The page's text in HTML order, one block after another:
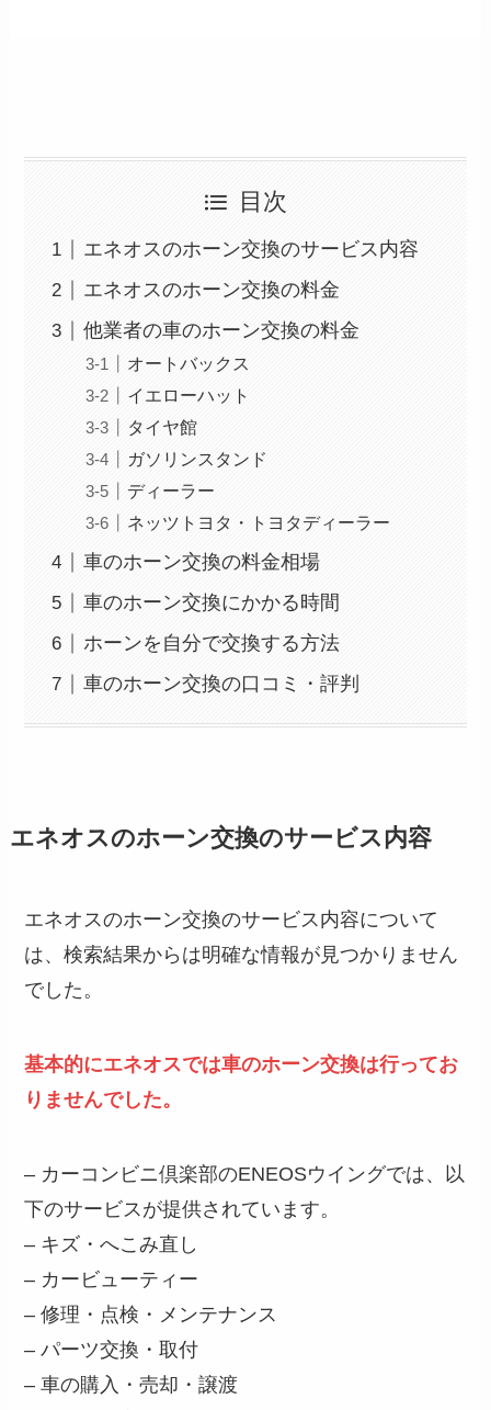
目次
エネオスのホーン交換のサービス内容
エネオスのホーン交換の料金
他業者の車のホーン交換の料金
オートバックス
イエローハット
タイヤ館
ガソリンスタンド
ディーラー
ネッツトヨタ・トヨタディーラー
車のホーン交換の料金相場
車のホーン交換にかかる時間
ホーンを自分で交換する方法
車のホーン交換の口コミ・評判
エネオスのホーン交換のサービス内容
エネオスのホーン交換のサービス内容について
は、検索結果からは明確な情報が見つかりません
でした。
基本的にエネオスでは車のホーン交換は行ってお
りませんでした。
– カーコンビニ倶楽部のENEOSウイングでは、以
下のサービスが提供されています。
– キズ・へこみ直し
– カービューティー
– 修理・点検・メンテナンス
– パーツ交換・取付
– 車の購入・売却・譲渡